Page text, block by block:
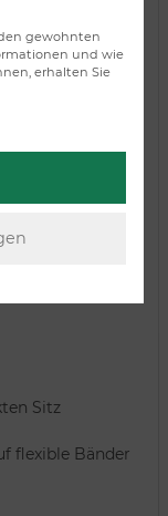
Sitz
flexible Bänder
gewohnten
und wie
erhalten Sie